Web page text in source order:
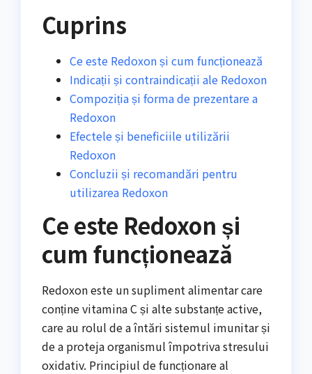
Cuprins
Ce este Redoxon și cum funcționează
Indicații și contraindicații ale Redoxon
Compoziția și forma de prezentare a
Redoxon
Efectele și beneficiile utilizării
Redoxon
Concluzii și recomandări pentru
utilizarea Redoxon
Ce este Redoxon și
cum funcționează
Redoxon este un supliment alimentar care
conține vitamina C și alte substanțe active,
care au rolul de a întări sistemul imunitar și
de a proteja organismul împotriva stresului
oxidativ. Principiul de funcționare al